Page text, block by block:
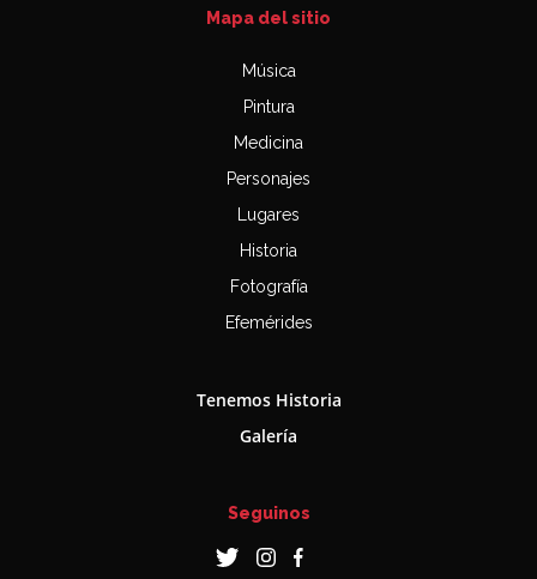
Mapa del sitio
Música
Pintura
Medicina
Personajes
Lugares
Historia
Fotografía
Efemérides
Tenemos Historia
Galería
Seguinos